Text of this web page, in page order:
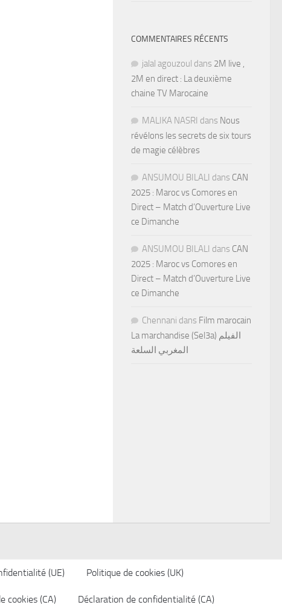
COMMENTAIRES RÉCENTS
jalal agouzoul dans 2M live ,
2M en direct : La deuxième
chaine TV Marocaine
MALIKA NASRI dans Nous
révélons les secrets de six tours
de magie célèbres
ANSUMOU BILALI dans CAN
2025 : Maroc vs Comores en
Direct – Match d’Ouverture Live
ce Dimanche
ANSUMOU BILALI dans CAN
2025 : Maroc vs Comores en
Direct – Match d’Ouverture Live
ce Dimanche
Chennani dans Film marocain
La marchandise (Sel3a) الفيلم
المغربي السلعة
(UE) Politique de cookies (UK)
cookies (CA) Déclaration de confidentialité (CA)